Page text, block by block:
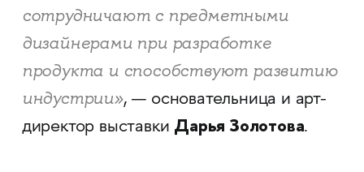
сотрудничают с предметными
дизайнерами при разработке
продукта и способствуют развитию
индустрии», — основательница и арт-
директор выставки Дарья Золотова.